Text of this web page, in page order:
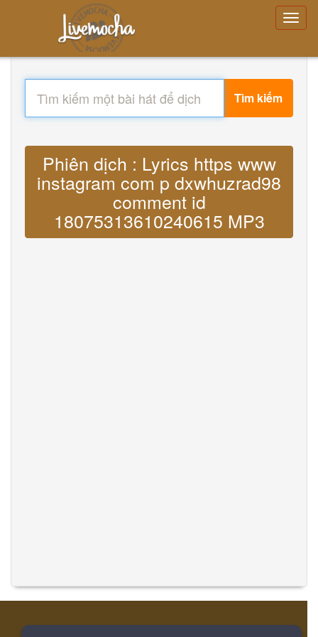
Tìm kiếm
Phiên dịch : Lyrics https www
instagram com p dxwhuzrad98
comment id
18075313610240615 MP3